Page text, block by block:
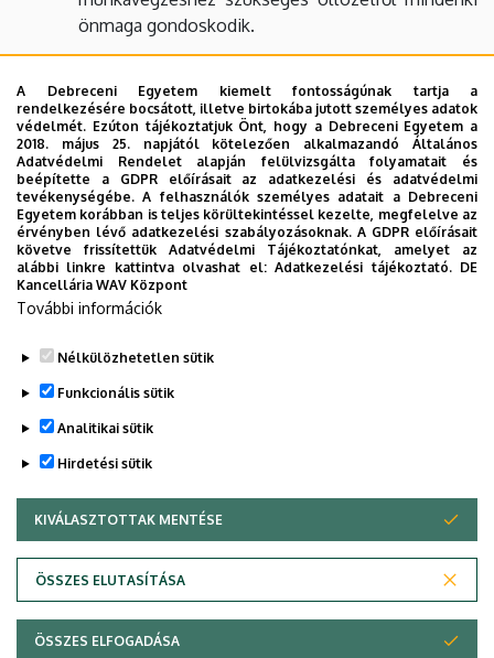
önmaga gondoskodik.
A képzés időpontja az időjárás függvényében változhat. A
programváltozás jogát fenntartjuk. További
információkért forduljon hozzánk a
varga.timea@agr.unideb.hue-mail címen, vagy a
következő telefonszámon: +36 52 508 444 /
88146 mellék.
REGISZTRÁCIÓ
Legutóbbi frissítés: 2024. 02. 20. 09:37
Adatvédelem
A Debreceni Egyetem kiemelt fontosságúnak tartja a
rendelkezésére bocsátott, illetve birtokába jutott személyes adatok
védelmét. Ezúton tájékoztatjuk Önt, hogy a Debreceni Egyetem a
2018. május 25. napjától kötelezően alkalmazandó Általános
Adatvédelmi Rendelet alapján felülvizsgálta folyamatait és
beépítette a GDPR előírásait az adatkezelési és adatvédelmi
tevékenységébe. A felhasználók személyes adatait a Debreceni
Egyetem korábban is teljes körültekintéssel kezelte, megfelelve az
érvényben lévő adatkezelési szabályozásoknak. A GDPR előírásait
követve frissítettük Adatvédelmi Tájékoztatónkat, amelyet az
alábbi linkre kattintva olvashat el:Adatkezelési tájékoztató. DE
Kancellária WAV Központ
További információk
Nélkülözhetetlen sütik
Funkcionális sütik
Analitikai sütik
Hirdetési sütik
KIVÁLASZTOTTAK MENTÉSE
ÖSSZES ELUTASÍTÁSA
WITHDRAW CONSENT
ÖSSZES ELFOGADÁSA